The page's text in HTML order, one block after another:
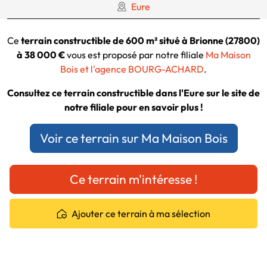
Eure
Ce terrain constructible de 600 m² situé à Brionne (27800)
à 38 000 €vous est proposé par notre filiale Ma Maison
Bois et l'agence BOURG-ACHARD.
Consultez ce terrain constructible dans l'Eure sur le site de
notre filiale pour en savoir plus !
Voir ce terrain sur Ma Maison Bois
Ce terrain m'intéresse !
Ajouter ce terrain à ma sélection